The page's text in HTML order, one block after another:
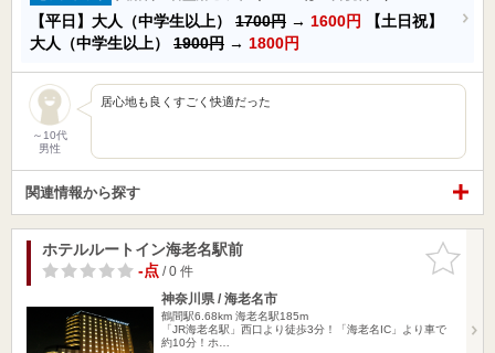
【平日】大人（中学生以上） 1700円 → 1600円
【土日祝】
大人（中学生以上） 1900円 → 1800円
～10代
男性
居心地も良くすごく快適だった
関連情報から探す
お気に入
りに追加
ホテルルートイン海老名駅前
-点/ 0 件
神奈川県 / 海老名市
鶴間駅6.68km 海老名駅185m
「JR海老名駅」西口より徒歩3分！「海老名IC」より車で
約10分！ホ…